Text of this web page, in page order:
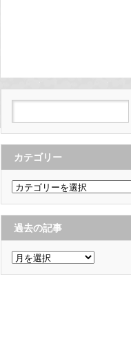
カテゴリー
カ
テ
ゴ
リ
ー
過去の記事
過
去
の